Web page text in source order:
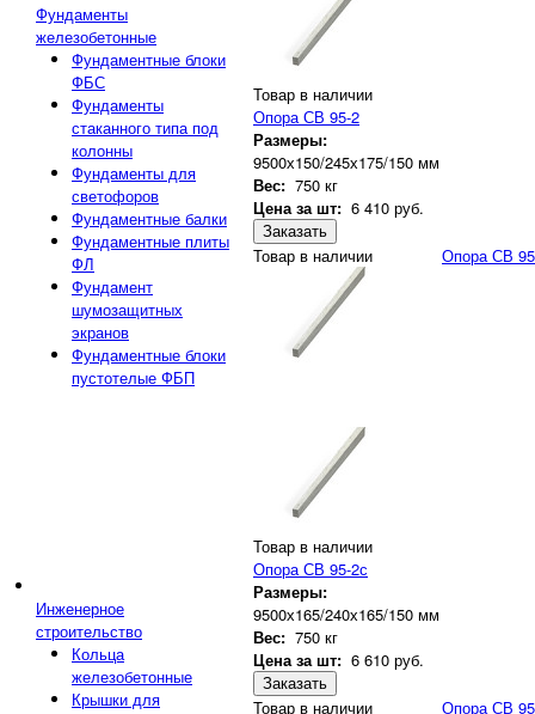
Фундаменты
железобетонные
Фундаментные блоки
ФБС
Фундаменты
стаканного типа под
колонны
Фундаменты для
светофоров
Фундаментные балки
Фундаментные плиты
ФЛ
Фундамент
шумозащитных
экранов
Фундаментные блоки
пустотелые ФБП
Инженерное
строительство
Кольца
железобетонные
Крышки для
Товар в наличии
Опора СВ 95-2
Размеры:
9500х150/245х175/150 мм
Вес: 750 кг
Цена за шт: 6 410 руб.
Заказать
Товар в наличии Опора СВ
Товар в наличии
Опора СВ 95-2с
Размеры:
9500х165/240х165/150 мм
Вес: 750 кг
Цена за шт: 6 610 руб.
Заказать
Товар в наличии Опора СВ